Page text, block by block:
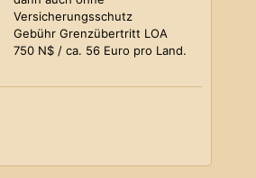
Versicherungsschutz
Gebühr Grenzübertritt LOA
750 N$ / ca. 56 Euro pro Land.